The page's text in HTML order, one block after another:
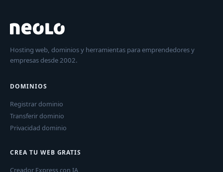
Hosting web, dominios y herramientas para emprendedores y
empresas desde 2002.
DOMINIOS
Registrar dominio
Transferir dominio
Privacidad dominio
CREA TU WEB GRATIS
Creador Express con IA